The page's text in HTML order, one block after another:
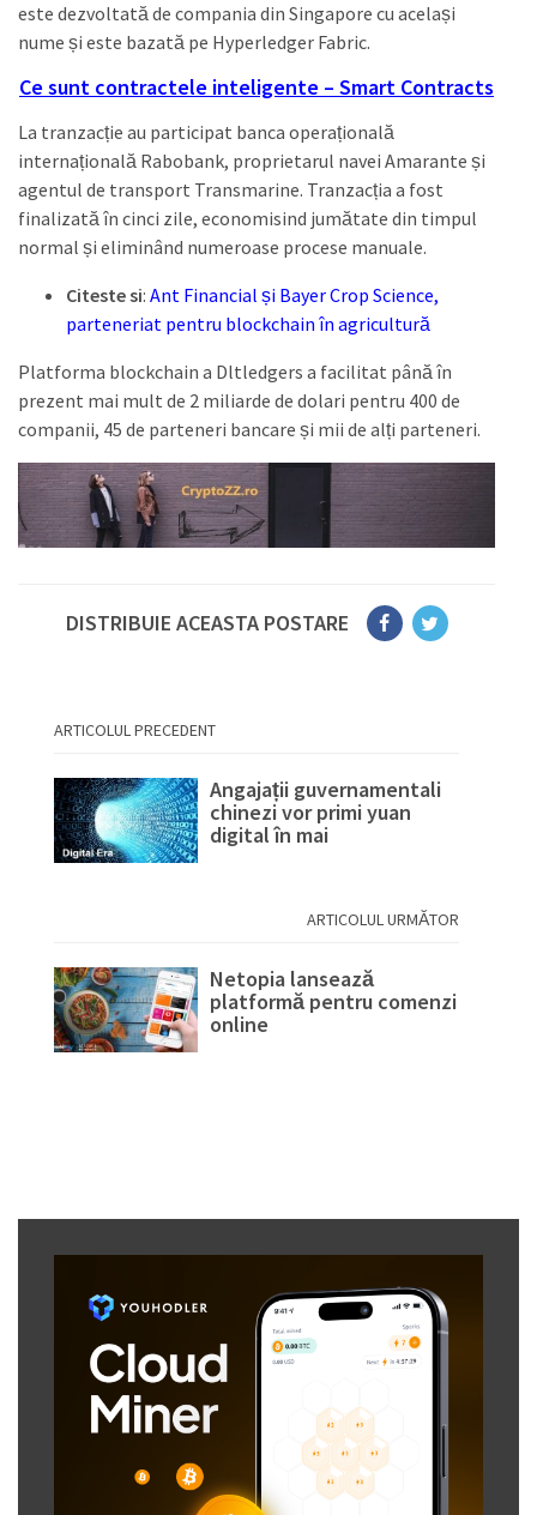
este dezvoltată de compania din Singapore cu același
nume și este bazată pe Hyperledger Fabric.
Ce sunt contractele inteligente – Smart Contracts
La tranzacție au participat banca operațională
internațională Rabobank, proprietarul navei Amarante și
agentul de transport Transmarine. Tranzacția a fost
finalizată în cinci zile, economisind jumătate din timpul
normal și eliminând numeroase procese manuale.
Citeste si: Ant Financial și Bayer Crop Science,
parteneriat pentru blockchain în agricultură
Platforma blockchain a Dltledgers a facilitat până în
prezent mai mult de 2 miliarde de dolari pentru 400 de
companii, 45 de parteneri bancare și mii de alți parteneri.
DISTRIBUIE ACEASTA POSTARE
ARTICOLUL PRECEDENT
Angajații guvernamentali
chinezi vor primi yuan
digital în mai
ARTICOLUL URMĂTOR
Netopia lansează
platformă pentru comenzi
online